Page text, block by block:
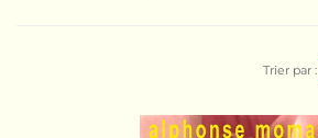
Trier par :